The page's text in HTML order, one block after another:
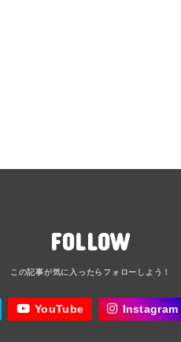
FOLLOW
YouTube Instagram